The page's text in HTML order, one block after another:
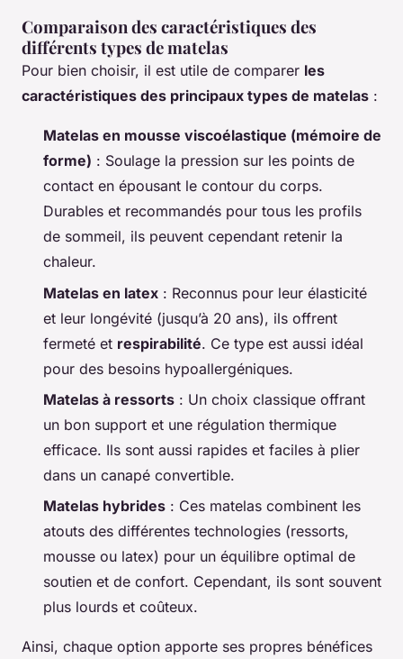
Comparaison des caractéristiques des
différents types de matelas
Pour bien choisir, il est utile de comparer les
caractéristiques des principaux types de matelas :
Matelas en mousse viscoélastique (mémoire de
forme) : Soulage la pression sur les points de
contact en épousant le contour du corps.
Durables et recommandés pour tous les profils
de sommeil, ils peuvent cependant retenir la
chaleur.
Matelas en latex : Reconnus pour leur élasticité
et leur longévité (jusqu’à 20 ans), ils offrent
fermeté et respirabilité. Ce type est aussi idéal
pour des besoins hypoallergéniques.
Matelas à ressorts : Un choix classique offrant
un bon support et une régulation thermique
efficace. Ils sont aussi rapides et faciles à plier
dans un canapé convertible.
Matelas hybrides : Ces matelas combinent les
atouts des différentes technologies (ressorts,
mousse ou latex) pour un équilibre optimal de
soutien et de confort. Cependant, ils sont souvent
plus lourds et coûteux.
Ainsi, chaque option apporte ses propres bénéfices